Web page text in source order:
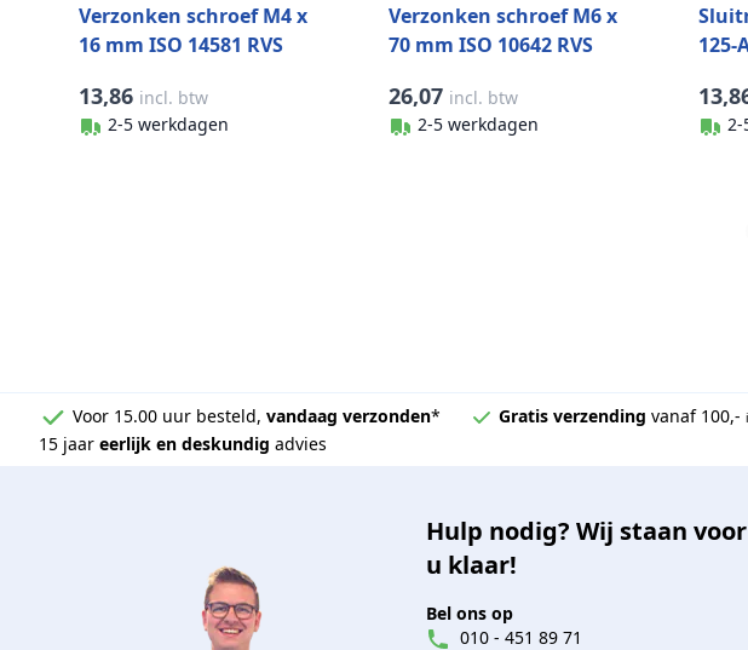
Verzonken schroef M4 x
16 mm ISO 14581 RVS
13,86 incl. btw
2-5 werkdagen
Verzonken schroef M6 x
70 mm ISO 10642 RVS
26,07 incl. btw
2-5 werkdagen
125-
2-
Voor 15.00 uur besteld, vandaag verzonden* Gratis verzending vanaf 100,-
15 jaar eerlijk en deskundig advies
Hulp nodig? Wij staan voor
u klaar!
Bel ons op
010 - 451 89 71